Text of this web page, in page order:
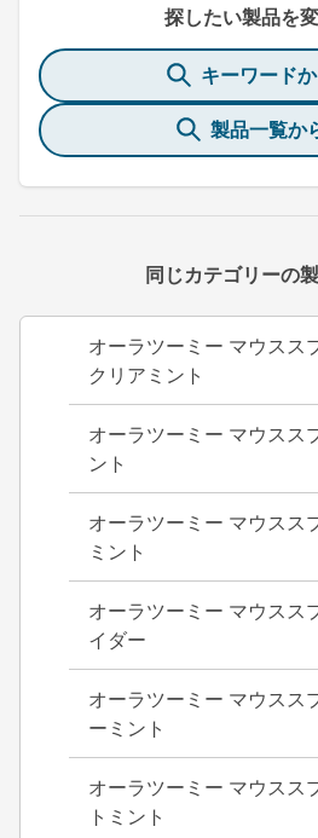
探したい製品を
キーワード
製品一覧か
同じカテゴリーの
オーラツーミー マウスス
クリアミント
オーラツーミー マウスス
ント
オーラツーミー マウスス
ミント
オーラツーミー マウスス
イダー
オーラツーミー マウスス
ーミント
オーラツーミー マウスス
トミント